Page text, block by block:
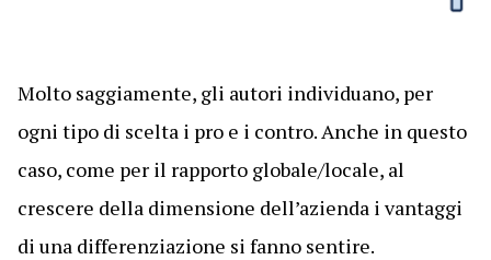
Molto saggiamente, gli autori individuano, per
ogni tipo di scelta i pro e i contro. Anche in questo
caso, come per il rapporto globale/locale, al
crescere della dimensione dell’azienda i vantaggi
di una differenziazione si fanno sentire.